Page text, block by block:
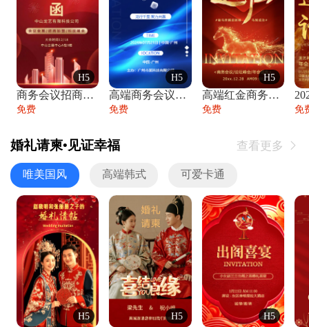
H5
商务会议招商展会科技峰会邀请函年会邀请
免费
H5
高端商务会议招商加盟展会峰会论坛邀请函
免费
H5
高端红金商务会议年会年终盛典答谢邀请函
免费 免
婚礼请柬•见证幸福 查看更多 
唯美国风 高端韩式 可爱卡通
H5 H5 H5